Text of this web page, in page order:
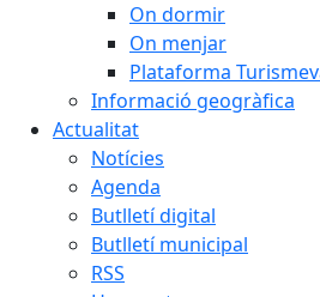
On dormir
On menjar
Plataforma
Informació geogràfica
Actualitat
Notícies
Agenda
Butlletí digital
Butlletí municipal
RSS